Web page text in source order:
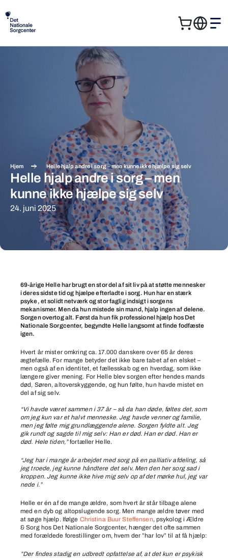
Kurv
Hjem Helle hjalp andre i sorg – men kunne ikke hjælpe sig selv
Helle hjalp andre i sorg – men
kunne ikke hjælpe sig selv
24. juni 2025
kunne
hjælpe
69-årige Helle har brugt en stor del af sit liv på at støtte mennesker
i deres sidste tid og hjælpe efterladte i sorg. Hun har en stærk
psyke, et solidt netværk og stor faglig indsigt i sorgens
mekanismer. Men da hun mistede sin mand, hjalp ingen af delene.
Sorgen overtog alt. Først da hun fik professionel hjælp hos Det
Nationale Sorgcenter, begyndte Helle langsomt at finde fodfæste
igen.
Hvert år mister omkring ca. 17.000 danskere over 65 år deres
ægtefælle. For mange betyder det ikke bare tabet af en elsket –
men også af en identitet, et fællesskab og en hverdag, som ikke
længere giver mening. For Helle blev sorgen efter hendes mands
død, Søren, altoverskyggende, og hun følte, hun havde mistet en
del af sig selv.
“Vi havde været sammen i 37 år – så da han døde, føltes det, som
om jeg kun var et halvt menneske. Jeg havde venner og familie,
men jeg følte mig grundlæggende alene. Sorgen fyldte alt. Jeg
gik rundt og sagde til mig selv: Han er død. Han er død. Han er
død. Hele tiden,”fortæller Helle.
“Jeg har i mange år arbejdet med sorg på en palliativ afdeling, så
jeg troede, jeg kunne håndtere det selv. Men den her sorg sad i
kroppen. Jeg kunne ikke hive mig selv op af det mørke hul, jeg var
nede i.”
Helle er én af de mange ældre, som hvert år står tilbage alene
med en dyb og altopslugende sorg. Men mange ældre tøver med
at søge hjælp. Ifølge Christina Buur Steffensen, psykolog i Ældre
& Sorg hos Det Nationale Sorgcenter, hænger det ofte sammen
med forældede forestillinger om, hvem der ”har lov” til at få hjælp:
”Der findes stadig en udbredt opfattelse af, at det kun er psykisk